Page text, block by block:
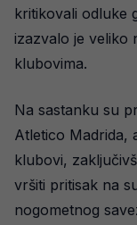
kritikovali odluke
izazvalo je veliko
klubovima.
Na sastanku su
Atletico Madrida,
klubovi,
vršiti pritisak na
nogometnog